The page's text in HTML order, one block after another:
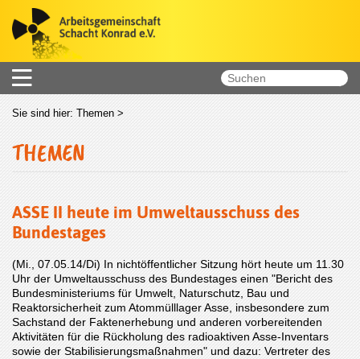
Sie sind hier: Themen >
THEMEN
ASSE II heute im Umweltausschuss des
Bundestages
(Mi., 07.05.14/Di) In nichtöffentlicher Sitzung hört heute um 11.30
Uhr der Umweltausschuss des Bundestages einen "Bericht des
Bundesministeriums für Umwelt, Naturschutz, Bau und
Reaktorsicherheit zum Atommülllager Asse, insbesondere zum
Sachstand der Faktenerhebung und anderen vorbereitenden
Aktivitäten für die Rückholung des radioaktiven Asse-Inventars
sowie der Stabilisierungsmaßnahmen" und dazu: Vertreter des